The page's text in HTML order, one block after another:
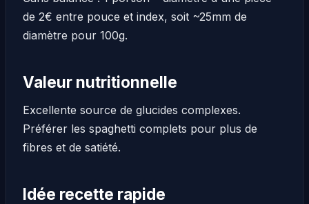
de 2€ entre pouce et index, soit ~25mm de
diamètre pour 100g.
Valeur nutritionnelle
Excellente source de glucides complexes.
Préférer les spaghetti complets pour plus de
fibres et de satiété.
Idée recette rapide